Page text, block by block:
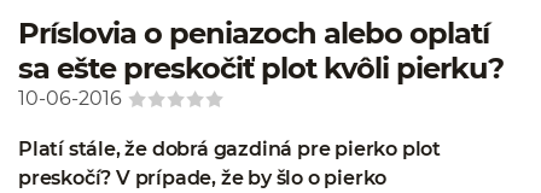
Príslovia o peniazoch alebo oplatí
sa ešte preskočiť plot kvôli pierku?
10-06-2016
Platí stále, že dobrá gazdiná pre pierko plot
preskočí? V prípade, že by šlo o pierko